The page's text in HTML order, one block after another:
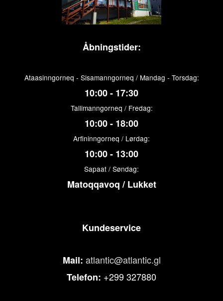
Åbningstider:
Ataasinngorneq - Sisamanngorneq / Mandag - Torsdag:
10:00 - 17:30
Tallimanngorneq / Fredag:
10:00 - 18:00
Arfininngorneq / Lørdag:
10:00 - 13:00
Sapaat / Søndag:
Matoqqavoq / Lukket
Kundeservice
Mail: atlantic@atlantic.gl
Telefon: +299 327880